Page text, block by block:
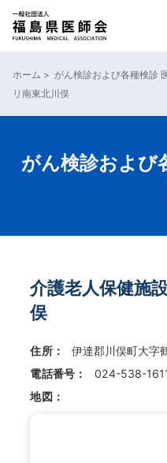
ホーム > がん検診および各種検診
リ南東北川俣
がん検診および
介護老人保健施
俣
住所：
伊達郡川俣町大字
電話番号：
024-538-
地図：